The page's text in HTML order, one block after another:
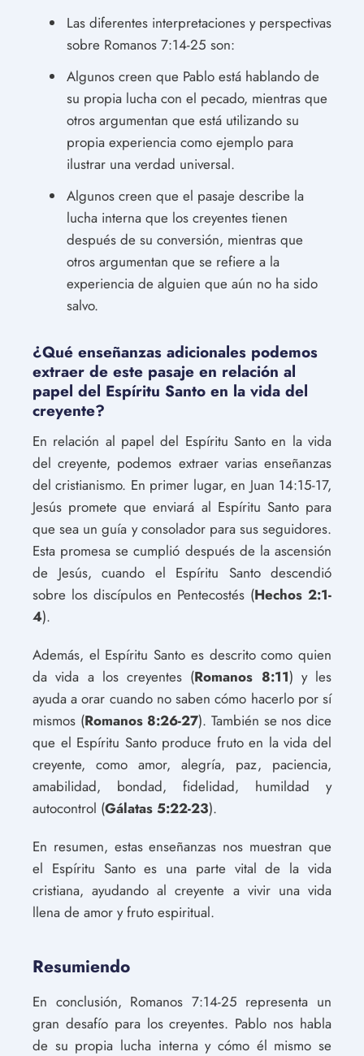
Las diferentes interpretaciones y perspectivas
sobre Romanos 7:14-25 son:
Algunos creen que Pablo está hablando de
su propia lucha con el pecado, mientras que
otros argumentan que está utilizando su
propia experiencia como ejemplo para
ilustrar una verdad universal.
Algunos creen que el pasaje describe la
lucha interna que los creyentes tienen
después de su conversión, mientras que
otros argumentan que se refiere a la
experiencia de alguien que aún no ha sido
salvo.
¿Qué enseñanzas adicionales podemos
extraer de este pasaje en relación al
papel del Espíritu Santo en la vida del
creyente?
En relación al papel del Espíritu Santo en la vida
del creyente, podemos extraer varias enseñanzas
del cristianismo. En primer lugar, en Juan 14:15-17,
Jesús promete que enviará al Espíritu Santo para
que sea un guía y consolador para sus seguidores.
Esta promesa se cumplió después de la ascensión
de Jesús, cuando el Espíritu Santo descendió
sobre los discípulos en Pentecostés (Hechos 2:1-
4).
Además, el Espíritu Santo es descrito como quien
da vida a los creyentes (Romanos 8:11) y les
ayuda a orar cuando no saben cómo hacerlo por sí
mismos (Romanos 8:26-27). También se nos dice
que el Espíritu Santo produce fruto en la vida del
creyente, como amor, alegría, paz, paciencia,
amabilidad, bondad, fidelidad, humildad y
autocontrol (Gálatas 5:22-23).
En resumen, estas enseñanzas nos muestran que
el Espíritu Santo es una parte vital de la vida
cristiana, ayudando al creyente a vivir una vida
llena de amor y fruto espiritual.
Resumiendo
En conclusión, Romanos 7:14-25 representa un
gran desafío para los creyentes. Pablo nos habla
de su propia lucha interna y cómo él mismo se